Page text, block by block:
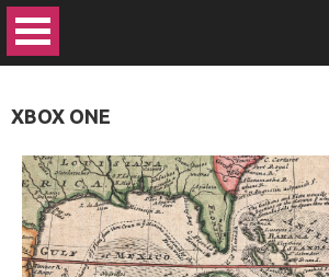
XBOX ONE